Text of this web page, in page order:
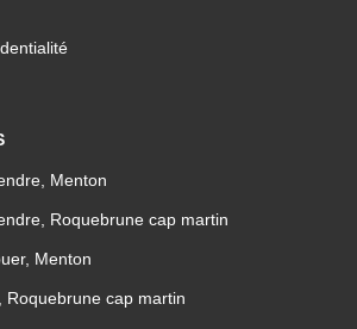
Menton
Roquebrune cap martin
Menton
Roquebrune cap martin